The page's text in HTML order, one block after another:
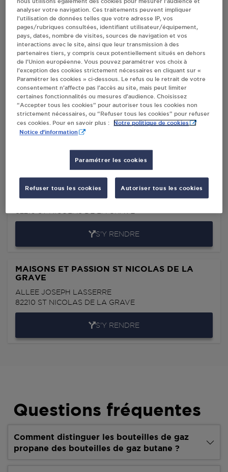
GRAVE
Villes
CARREFOUR CONTACT DISTRIBUTION VERL
ST NICOLAS DE LA GRAVE
634 ROUTE DE DOUZIL
ROUTE DE CASTELMAYRAN
ST NICOLAS DE LA GRAVE
STATION TOTAL - PENA S.A.R.L. ST NICOLAS
DE LA GRAVE
13 AV. NOTRE DAME
S'Y RENDRE
MAISONS ET PASSION ST NICOLAS DE LA
GRAVE
ALLEE JOSEPH LASSERRE
82210 ST NICOLAS DE LA GRAVE
S'Y RENDRE
Questions fréquentes
Comment distinguer les bouteilles de gaz
propane des bouteilles de gaz butane ?
analyser votre navigation. Ces traitements peuvent impliquer
l’utilisation de données telles que votre adresse IP, vos
pages/rubriques consultées, identifiant utilisateur/équipement,
pays, dates, nombre de visites, sources de navigation et vos
interactions avec le site, ainsi que leur transmission à des
partenaires tiers, y compris ceux potentiellement situés en dehors
de l’Union européenne. Vous pouvez paramétrer vos choix à
l’exception des cookies strictement nécessaires en cliquant sur «
Paramétrer les cookies » ci-dessous. Le refus ou le retrait de votre
consentement n’affecte pas l’accès au site, mais peut limiter
certaines fonctionnalités ou mesures d’audience. Choisissez
“Accepter tous les cookies” pour autoriser tous les cookies non
strictement nécessaires, ou “Refuser tous les cookies” pour refuser
ces cookies. Pour en savoir plus :
Notre politique de cookies
Notice d'information
Paramétrer les cookies
Refuser tous les cookies Autoriser tous les cookies